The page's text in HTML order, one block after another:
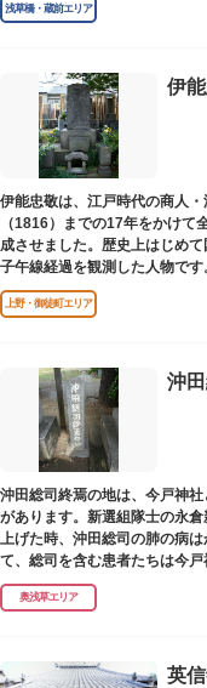
浅草橋・蔵前エリア
伊
伊能忠敬は、江戸時代の商人
（1816）までの17年をかけて
成させました。歴史上はじめ
子午線経過を観測した人物で
寺（げんくうじ）にあります。
上野・御徒町エリア
沖
沖田総司終焉の地は、今戸神
があります。新選組隊士の永
上げた時、沖田総司の肺の病
て、総司を含む患者たちは今戸
奥浅草エリア
英